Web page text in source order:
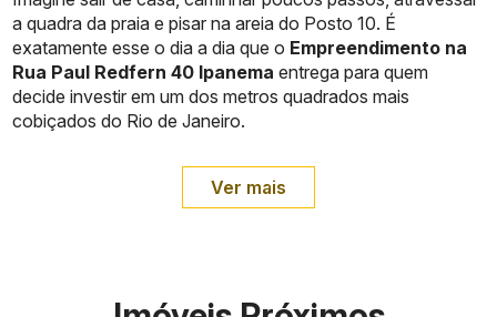
a quadra da praia e pisar na areia do Posto 10. É
exatamente esse o dia a dia que o Empreendimento na
Rua Paul Redfern 40 Ipanema entrega para quem
decide investir em um dos metros quadrados mais
cobiçados do Rio de Janeiro.
Ver mais